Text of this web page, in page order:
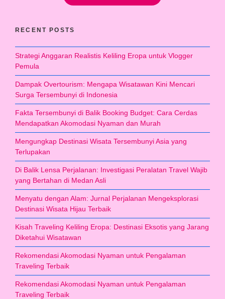
RECENT POSTS
Strategi Anggaran Realistis Keliling Eropa untuk Vlogger
Pemula
Dampak Overtourism: Mengapa Wisatawan Kini Mencari
Surga Tersembunyi di Indonesia
Fakta Tersembunyi di Balik Booking Budget: Cara Cerdas
Mendapatkan Akomodasi Nyaman dan Murah
Mengungkap Destinasi Wisata Tersembunyi Asia yang
Terlupakan
Di Balik Lensa Perjalanan: Investigasi Peralatan Travel Wajib
yang Bertahan di Medan Asli
Menyatu dengan Alam: Jurnal Perjalanan Mengeksplorasi
Destinasi Wisata Hijau Terbaik
Kisah Traveling Keliling Eropa: Destinasi Eksotis yang Jarang
Diketahui Wisatawan
Rekomendasi Akomodasi Nyaman untuk Pengalaman
Traveling Terbaik
Rekomendasi Akomodasi Nyaman untuk Pengalaman
Traveling Terbaik